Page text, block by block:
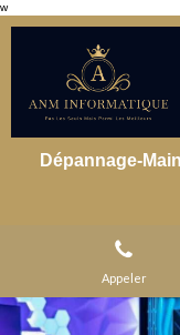
w
Dépannage-
Appeler